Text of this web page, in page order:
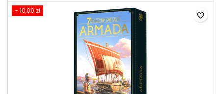
- 10,00 zł
favorite_border